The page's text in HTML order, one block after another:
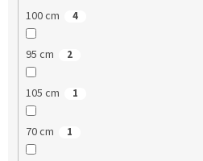
100 cm 4
95 cm 2
105 cm 1
70 cm 1